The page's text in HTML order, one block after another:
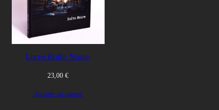
Livre Boîte Noire
23,00€
Ajouter au panier